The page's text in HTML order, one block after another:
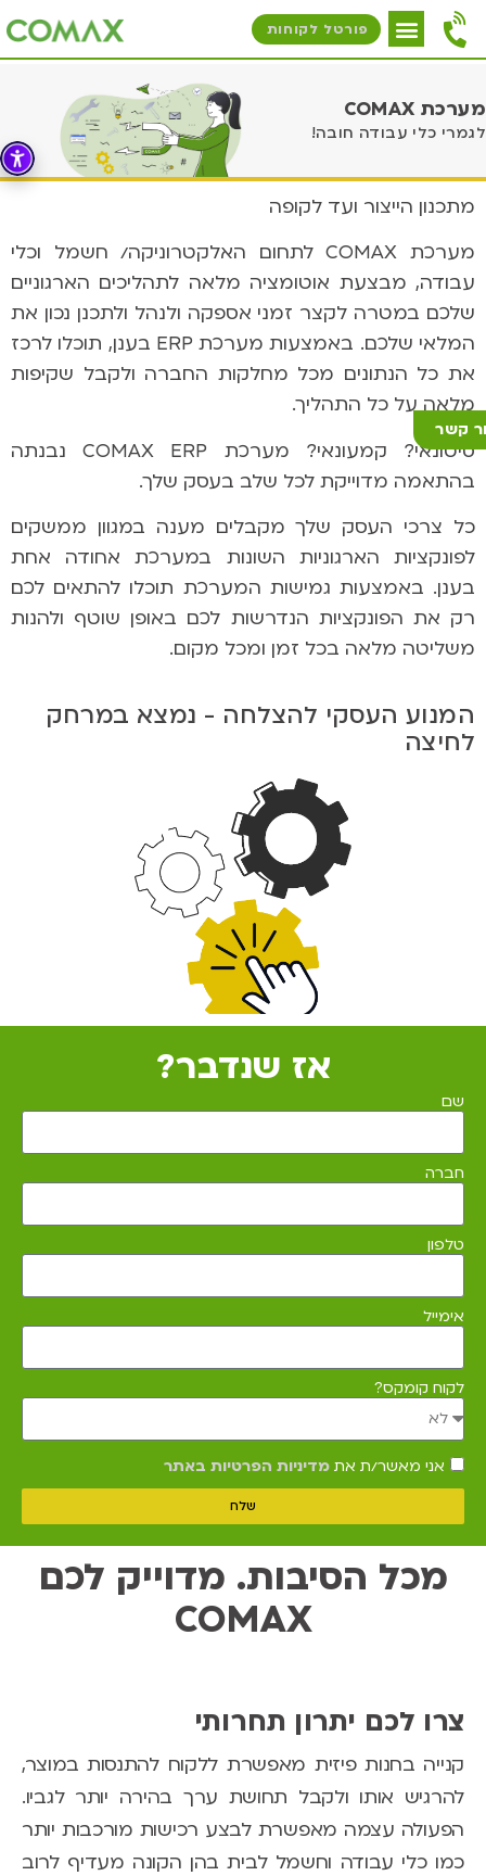
פורטל לקוחות
קשר
מערכת COMAX
לגמרי כלי עבודה חובה!
מתכנון הייצור ועד לקופה
מערכת COMAX לתחום האלקטרוניקה/ חשמל וכלי
עבודה, מבצעת אוטומציה מלאה לתהליכים הארגוניים
שלכם במטרה לקצר זמני אספקה ולנהל ולתכנן נכון את
המלאי שלכם. באמצעות מערכת ERP בענן, תוכלו לרכז
את כל הנתונים מכל מחלקות החברה ולקבל שקיפות
מלאה על כל התהליך.
סיטונאי? קמעונאי? מערכת COMAX ERPנבנתה
בהתאמה מדוייקת לכל שלב בעסק שלך.
כל צרכי העסק שלך מקבלים מענה במגוון ממשקים
לפונקציות הארגוניות השונות במערכת אחודה אחת
בענן. באמצעות גמישות המערכת תוכלו להתאים לכם
רק את הפונקציות הנדרשות לכם באופן שוטף ולהנות
משליטה מלאה בכל זמן ומכל מקום.
המנוע העסקי להצלחה - נמצא במרחק
לחיצה​
אז שנדבר?
שם
חברה
טלפון
אימייל
לקוח קומקס?
אני מאשר/ת את מדיניות הפרטיות באתר
שלח
מכל הסיבות. מדוייק לכם
COMAX
צרו לכם יתרון תחרותי
קנייה בחנות פיזית מאפשרת ללקוח להתנסות במוצר,
להרגיש אותו ולקבל תחושת ערך בהירה יותר לגביו.
הפעולה עצמה מאפשרת לבצע רכישות מורכבות יותר
כמו כלי עבודה וחשמל לבית בהן הקונה מעדיף לרוב